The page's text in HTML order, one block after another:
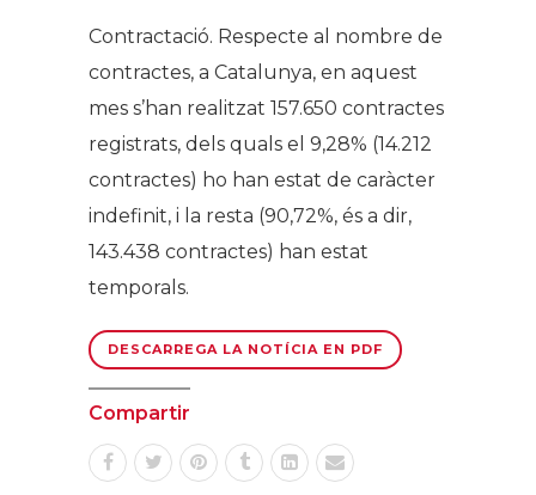
Contractació. Respecte al nombre de
contractes, a Catalunya, en aquest
mes s’han realitzat 157.650 contractes
registrats, dels quals el 9,28% (14.212
contractes) ho han estat de caràcter
indefinit, i la resta (90,72%, és a dir,
143.438 contractes) han estat
temporals.
DESCARREGA LA NOTÍCIA EN PDF
Compartir